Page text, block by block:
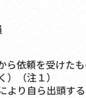
ら依頼を受けた
（注１）
り自ら出頭